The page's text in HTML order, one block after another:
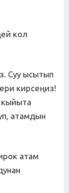
кол
Суу ысытып
кирсеңиз!
кыйыта
атамдын
атам